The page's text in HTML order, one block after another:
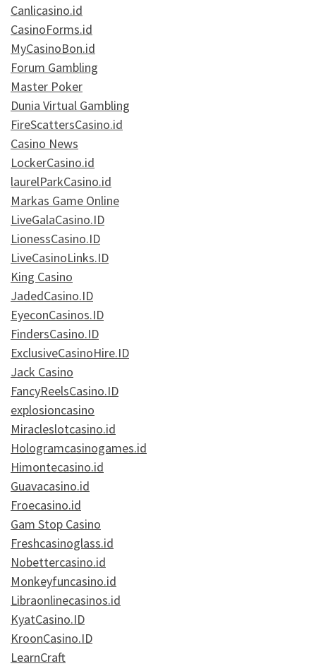
Canlicasino.id
CasinoForms.id
MyCasinoBon.id
Forum Gambling
Master Poker
Dunia Virtual Gambling
FireScattersCasino.id
Casino News
LockerCasino.id
laurelParkCasino.id
Markas Game Online
LiveGalaCasino.ID
LionessCasino.ID
LiveCasinoLinks.ID
King Casino
JadedCasino.ID
EyeconCasinos.ID
FindersCasino.ID
ExclusiveCasinoHire.ID
Jack Casino
FancyReelsCasino.ID
explosioncasino
Miracleslotcasino.id
Hologramcasinogames.id
Himontecasino.id
Guavacasino.id
Froecasino.id
Gam Stop Casino
Freshcasinoglass.id
Nobettercasino.id
Monkeyfuncasino.id
Libraonlinecasinos.id
KyatCasino.ID
KroonCasino.ID
LearnCraft